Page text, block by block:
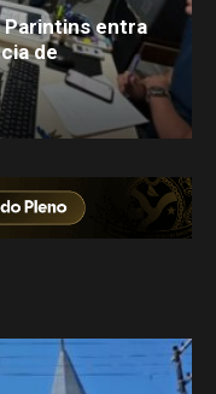
Parintins entra
de